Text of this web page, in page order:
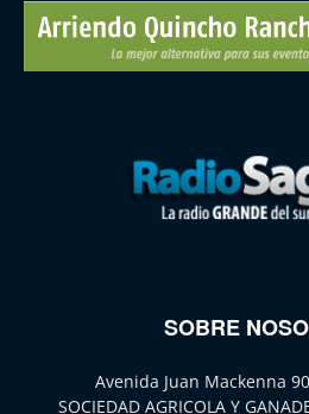
SOBRE
Avenida Juan Mackenna
SOCIEDAD AGRICOLA Y